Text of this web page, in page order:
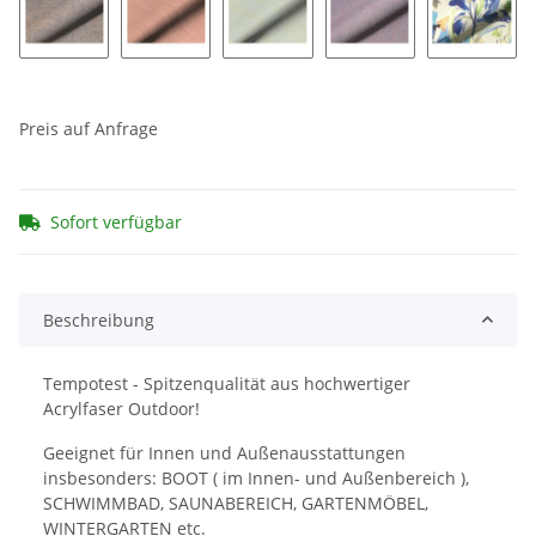
Preis auf Anfrage
Sofort verfügbar
Beschreibung
Tempotest - Spitzenqualität aus hochwertiger
Acrylfaser Outdoor!
Geeignet für Innen und Außenausstattungen
insbesonders: BOOT ( im Innen- und Außenbereich ),
SCHWIMMBAD, SAUNABEREICH, GARTENMÖBEL,
WINTERGARTEN etc.